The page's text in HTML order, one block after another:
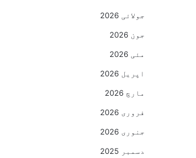
جولائی 2026
جون 2026
مئی 2026
اپریل 2026
مارچ 2026
فروری 2026
جنوری 2026
دسمبر 2025